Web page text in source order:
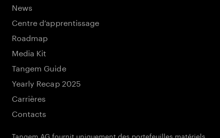
News
Centre d’apprentissage
Roadmap
Media Kit
Tangem Guide
Yearly Recap 2025
Carrières
Contacts
Tangem AG fournit uniquement des portefeuilles matériels